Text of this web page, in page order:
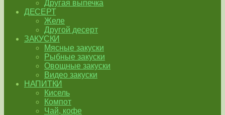
Другая выпечка
ДЕСЕРТ
Желе
Другой десерт
ЗАКУСКИ
Мясные закуски
Рыбные закуски
Овощные закуски
Видео закуски
НАПИТКИ
Кисель
Компот
Чай, кофе